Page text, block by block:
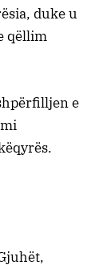
duke u
qëllim
e